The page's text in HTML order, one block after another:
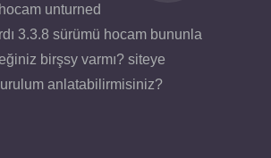
unturned
3.3.8 sürümü hocam bununla
birşsy varmı? siteye
anlatabilirmisiniz?